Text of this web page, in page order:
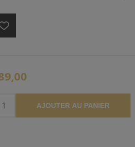
AJOUTER AU PANIER